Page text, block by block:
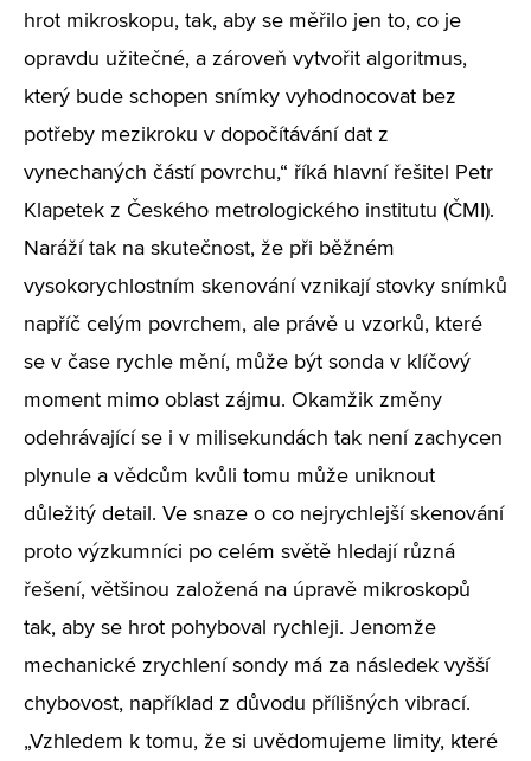
hrot mikroskopu, tak, aby se měřilo jen to, co je
opravdu užitečné, a zároveň vytvořit algoritmus,
který bude schopen snímky vyhodnocovat bez
potřeby mezikroku v dopočítávání dat z
vynechaných částí povrchu,“ říká hlavní řešitel Petr
Klapetek z Českého metrologického institutu (ČMI).
Naráží tak na skutečnost, že při běžném
vysokorychlostním skenování vznikají stovky snímků
napříč celým povrchem, ale právě u vzorků, které
se v čase rychle mění, může být sonda v klíčový
moment mimo oblast zájmu. Okamžik změny
odehrávající se i v milisekundách tak není zachycen
plynule a vědcům kvůli tomu může uniknout
důležitý detail. Ve snaze o co nejrychlejší skenování
proto výzkumníci po celém světě hledají různá
řešení, většinou založená na úpravě mikroskopů
tak, aby se hrot pohyboval rychleji. Jenomže
mechanické zrychlení sondy má za následek vyšší
chybovost, například z důvodu přílišných vibrací.
„Vzhledem k tomu, že si uvědomujeme limity, které